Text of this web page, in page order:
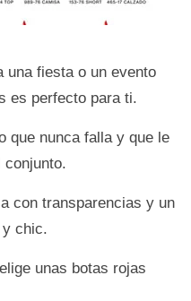
una fiesta o un evento
es perfecto para ti.
que nunca falla y que le
conjunto.
con transparencias y un
chic.
unas botas rojas